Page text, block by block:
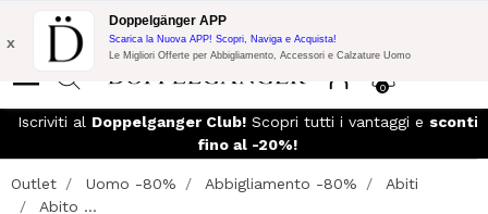
Promo Flash:
10% di Extra Sconto su 300€ di Acquisto con codice:
DOPPEL300
0
x
Doppelgänger APP
Scarica la Nuova APP! Scopri, Naviga e Acquista!
Le Migliori Offerte per Abbigliamento, Accessori e Calzature Uomo
Iscriviti al Doppelganger Club!Scopri tutti i vantaggi e sconti
fino al -20%!
Outlet Uomo -80% Abbigliamento -80%
Abiti
Abito ...